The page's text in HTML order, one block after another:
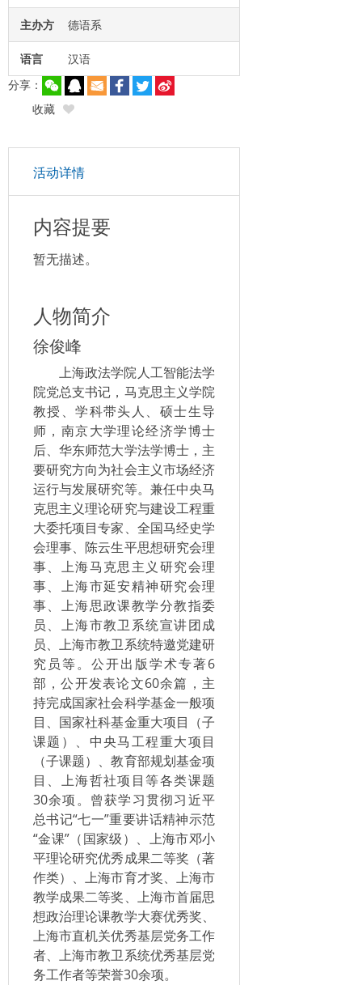
主办方 德语系
语言
汉语
分享：
收藏
活动详情
内容提要
暂无描述。
人物简介
徐俊峰
上海政法学院人工智能法学
院党总支书记，马克思主义学院
教授、学科带头人、硕士生导
师，南京大学理论经济学博士
后、华东师范大学法学博士，主
要研究方向为社会主义市场经济
运行与发展研究等。兼任中央马
克思主义理论研究与建设工程重
大委托项目专家、全国马经史学
会理事、陈云生平思想研究会理
事、上海马克思主义研究会理
事、上海市延安精神研究会理
事、上海思政课教学分教指委
员、上海市教卫系统宣讲团成
员、上海市教卫系统特邀党建研
究员等。公开出版学术专著6
部，公开发表论文60余篇，主
持完成国家社会科学基金一般项
目、国家社科基金重大项目（子
课题）、中央马工程重大项目
（子课题）、教育部规划基金项
目、上海哲社项目等各类课题
30余项。曾获学习贯彻习近平
总书记“七一”重要讲话精神示范
“金课”（国家级）、上海市邓小
平理论研究优秀成果二等奖（著
作类）、上海市育才奖、上海市
教学成果二等奖、上海市首届思
想政治理论课教学大赛优秀奖、
上海市直机关优秀基层党务工作
者、上海市教卫系统优秀基层党
务工作者等荣誉30余项。